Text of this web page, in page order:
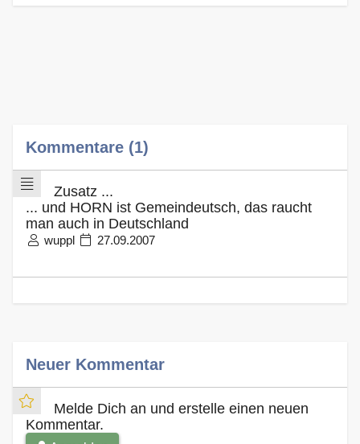
Kommentare (1)
Zusatz ...
... und HORN ist Gemeindeutsch, das raucht
man auch in Deutschland
wuppl 27.09.2007
Neuer Kommentar
Melde Dich an und erstelle einen neuen
Kommentar.